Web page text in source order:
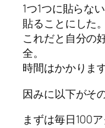
1つ1つに貼らな
貼ることにした。
これだと自分の
全。
時間はかかります
因みに以下がそ
まずは毎日100